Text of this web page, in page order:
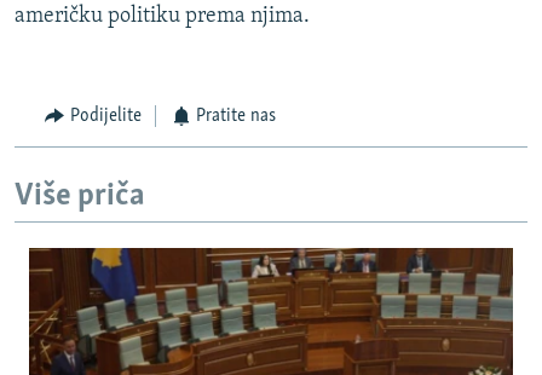
američku politiku prema njima.
Podijelite Pratite nas
Više priča